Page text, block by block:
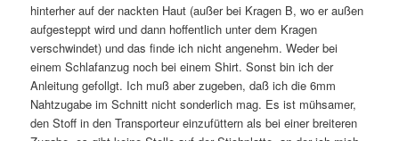
hinterher auf der nackten Haut (außer bei Kragen B, wo er außen
aufgesteppt wird und dann hoffentlich unter dem Kragen
verschwindet) und das finde ich nicht angenehm. Weder bei
einem Schlafanzug noch bei einem Shirt. Sonst bin ich der
Anleitung gefollgt. Ich muß aber zugeben, daß ich die 6mm
Nahtzugabe im Schnitt nicht sonderlich mag. Es ist mühsamer,
den Stoff in den Transporteur einzufüttern als bei einer breiteren